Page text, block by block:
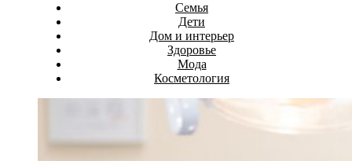
Семья
Дети
Дом и интерьер
Здоровье
Мода
Косметология